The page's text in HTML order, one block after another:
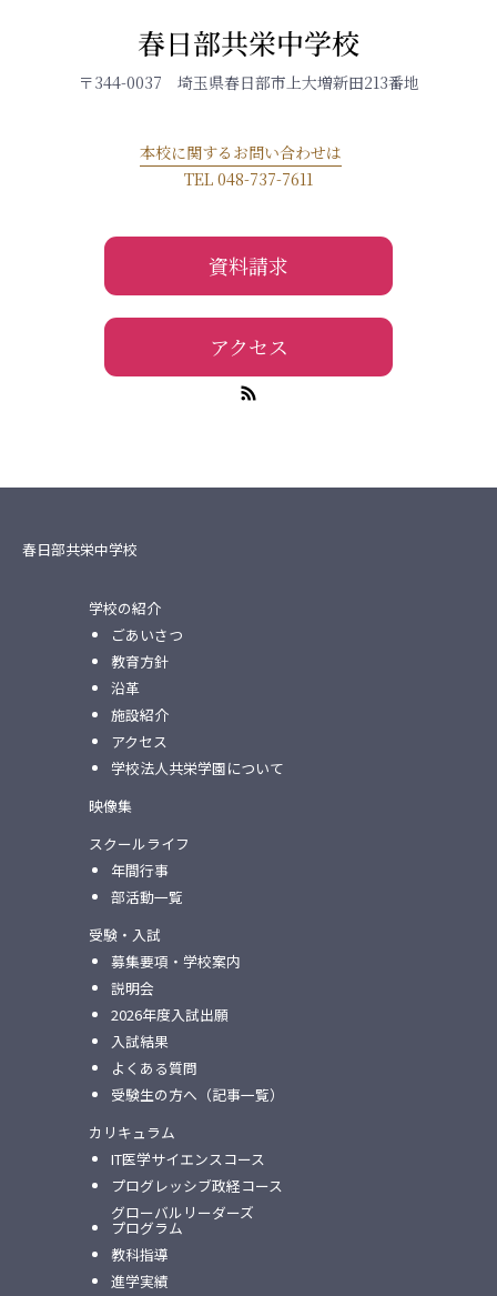
春日部共栄中学校
〒344-0037 埼玉県春日部市上大増新田213番地
本校に関するお問い合わせは
TEL 048-737-7611
資料請求
アクセス
春日部共栄中学校
学校の紹介
ごあいさつ
教育方針
沿革
施設紹介
アクセス
学校法人共栄学園について
映像集
スクールライフ
年間行事
部活動一覧
受験・入試
募集要項・学校案内
説明会
2026年度入試出願
入試結果
よくある質問
受験生の方へ（記事一覧）
カリキュラム
IT医学サイエンスコース
プログレッシブ政経コース
グローバルリーダーズ
プログラム
教科指導
進学実績